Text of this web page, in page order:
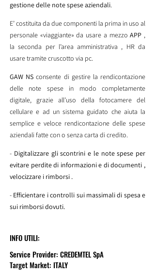
gestione delle note spese aziendali.
E’ costituita da due componenti la prima in uso al
personale «viaggiante» da usare a mezzoAPP ,
la seconda per l’area amministrativa , HR da
usare tramite cruscotto via pc.
GAW NSconsente di gestire la rendicontazione
delle note spese in modo completamente
digitale, grazie all’uso della fotocamere del
cellulare e ad un sistema guidato che aiuta la
semplice e veloce rendicontazione delle spese
aziendali fatte con o senza carta di credito.
- Digitalizzare gli scontrini e le note spese per
evitare perdite di informazioni e di documenti ,
velocizzare i rimborsi .
- Efficientare i controlli sui massimali di spesa e
sui rimborsi dovuti.
INFO UTILI:
Service Provider: CREDEMTEL SpA
Target Market: ITALY